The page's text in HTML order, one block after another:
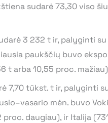
sudarė 73,30 viso
3 232 t ir, palyginti
paukščių buvo
t arba 10,55 proc.
7,70 tūkst. t ir, palyginti
mėn. buvo
daugiau), ir Italija